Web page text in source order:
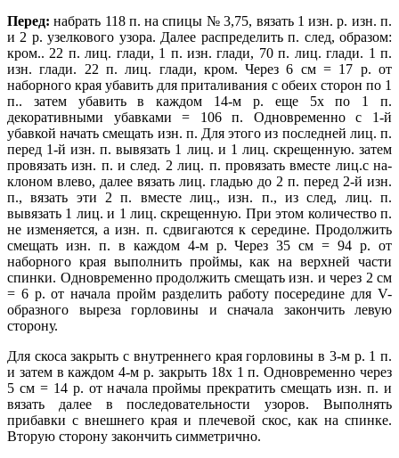
Перед: набрать 118 п. на спицы № 3,75, вязать 1 изн. р. изн. п.
и 2 р. узелкового узора. Далее распределить п. след, образом:
кром.. 22 п. лиц. глади, 1 п. изн. глади, 70 п. лиц. глади. 1 п.
изн. глади. 22 п. лиц. глади, кром. Через 6 см = 17 р. от
наборного края убавить для приталивания с обеих сторон по 1
п.. затем убавить в каждом 14-м р. еще 5х по 1
п.
декоративными убавками = 106 п. Одновременно с 1-й
убавкой начать смещать изн. п. Для этого из последней лиц. п.
перед 1-й изн. п. вывязать 1 лиц. и 1 лиц. скрещенную. затем
провязать изн. п. и след. 2 лиц. п. провязать вместе лиц.с на­
клоном влево, далее вязать лиц. гладью до 2 п. перед 2-й изн.
п., вязать эти 2 п. вместе лиц., изн. п., из след, лиц. п.
вывязать 1 лиц. и 1 лиц. скрещенную. При этом количество п.
не изменяется, а изн. п. сдвигаются к середине. Продолжить
смещать изн. п. в каждом 4-м р. Через 35 см = 94 р. от
наборного края выполнить проймы, как на верхней части
спинки. Одновременно продолжить смещать изн. и через 2 см
= 6 р. от начала пройм разделить работу посередине для V-
образного выреза горловины и сначала закончить левую
сторону.
Для скоса закрыть с внутреннего края горловины в 3-м р. 1 п.
и затем в каждом 4-м р. закрыть 18х 1 п. Одновременно через
5 см = 14 р. от начала проймы прекратить смещать изн. п. и
вязать далее в последовательности узоров. Выполнять
прибавки с внешнего края и плечевой скос, как на спинке.
Вторую сторону закончить симметрично.